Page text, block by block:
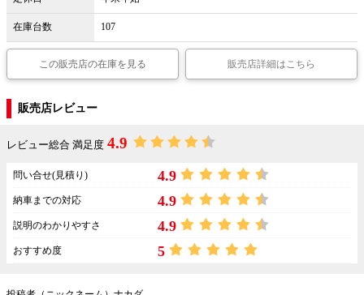
在庫台数 107
この販売店の在庫を見る 販売店詳細はこちら
販売店レビュー
レビュー総合 満足度 4.9
問い合せ(見積り) 4.9
納車までの対応 4.9
説明のわかりやすさ 4.9
おすすめ度 5